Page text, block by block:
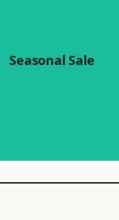
Seasonal Sale